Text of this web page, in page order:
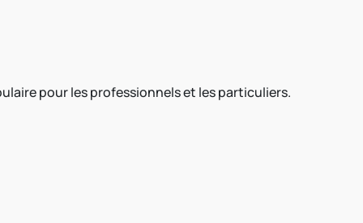
pour les professionnels et les particuliers.